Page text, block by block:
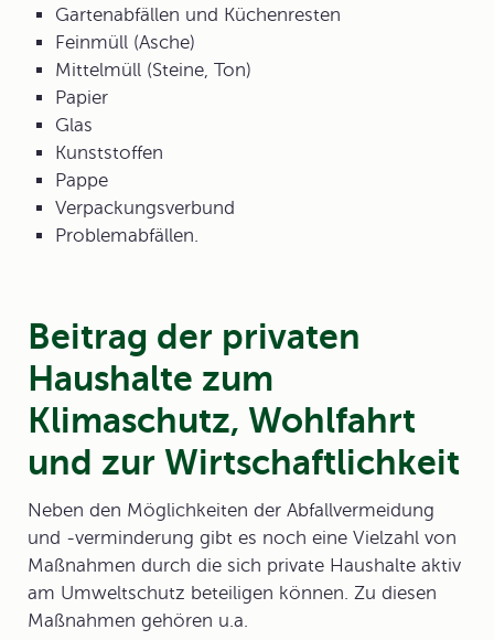
Gartenabfällen und Küchenresten
Feinmüll (Asche)
Mittelmüll (Steine, Ton)
Papier
Glas
Kunststoffen
Pappe
Verpackungsverbund
Problemabfällen.
Beitrag der privaten
Haushalte zum
Klimaschutz, Wohlfahrt
und zur Wirtschaftlichkeit
Neben den Möglichkeiten der Abfallvermeidung
und -verminderung gibt es noch eine Vielzahl von
Maßnahmen durch die sich private Haushalte aktiv
am Umweltschutz beteiligen können. Zu diesen
Maßnahmen gehören u.a.